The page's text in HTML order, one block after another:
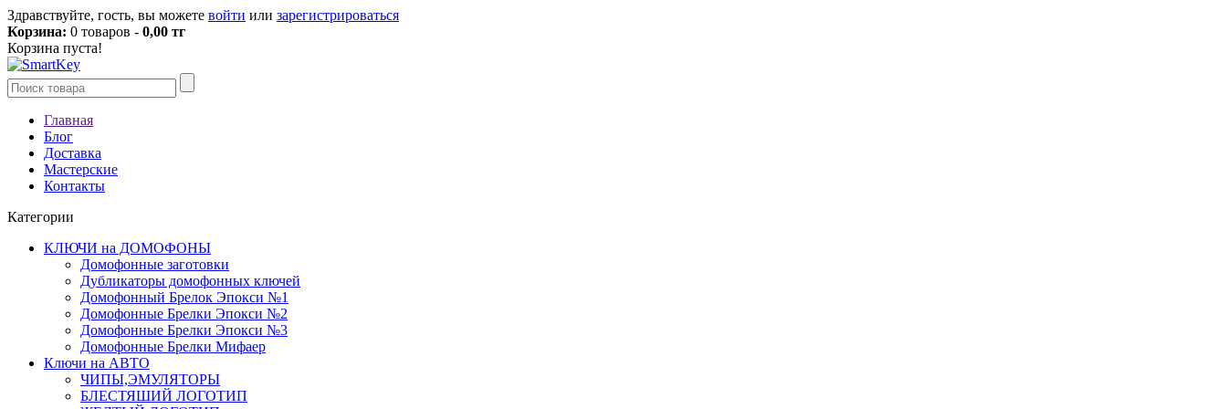
Здравствуйте, гость, вы можете войти или зарегистрироваться
Корзина: 0 товаров - 0,00 тг
Корзина пуста!
Главная
Блог
Доставка
Мастерские
Контакты
Категории
КЛЮЧИ на ДОМОФОНЫ
Домофонные заготовки
Дубликаторы домофонных ключей
Домофонный Брелок Эпокси №1
Домофонные Брелки Эпокси №2
Домофонные Брелки Эпокси №3
Домофонные Брелки Мифаер
Ключи на АВТО
ЧИПЫ,ЭМУЛЯТОРЫ
БЛЕСТЯШИЙ ЛОГОТИП